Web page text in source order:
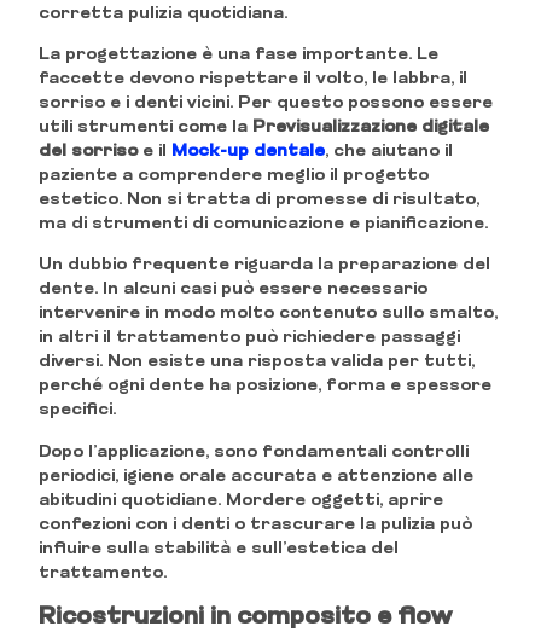
corretta pulizia quotidiana.
La progettazione è una fase importante. Le
faccette devono rispettare il volto, le labbra, il
sorriso e i denti vicini. Per questo possono essere
utili strumenti come la Previsualizzazione digitale
del sorrisoe il Mock-up dentale, che aiutano il
paziente a comprendere meglio il progetto
estetico. Non si tratta di promesse di risultato,
ma di strumenti di comunicazione e pianificazione.
Un dubbio frequente riguarda la preparazione del
dente. In alcuni casi può essere necessario
intervenire in modo molto contenuto sullo smalto,
in altri il trattamento può richiedere passaggi
diversi. Non esiste una risposta valida per tutti,
perché ogni dente ha posizione, forma e spessore
specifici.
Dopo l’applicazione, sono fondamentali controlli
periodici, igiene orale accurata e attenzione alle
abitudini quotidiane. Mordere oggetti, aprire
confezioni con i denti o trascurare la pulizia può
influire sulla stabilità e sull’estetica del
trattamento.
Ricostruzioni in composito e flow